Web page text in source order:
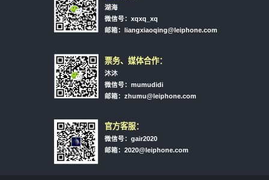
湖海
微信号：xqxq_xq
邮箱：liangxiaoqing@leiphone.com
票务、媒体合作：
沐沐
微信号：mumudidi
邮箱：zhumu@leiphone.com
官方客服：
微信号：gair2020
邮箱：2020@leiphone.com